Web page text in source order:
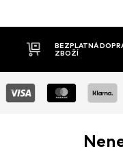
BEZPLATNÁ
ZBOŽÍ